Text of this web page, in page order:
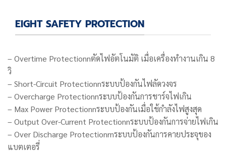
EIGHT SAFETY PROTECTION
– Overtime Protectionnตัดไฟอัตโนมัติ เมื่อเครื่องทำงานเกิน 8
วิ
– Short-Circuit Protectionnระบบป้องกันไฟลัดวงจร
– Overcharge Protectionnระบบป้องกันการชาร์จไฟเกิน
– Max Power Protectionnระบบป้องกันเมื่อใช้กำลังไฟสูงสุด
– Output Over-Current Protectionnระบบป้องกันการจ่ายไฟเกิน
– Over Discharge Protectionrnระบบป้องกันการคายประจุของ
แบตเตอรี่